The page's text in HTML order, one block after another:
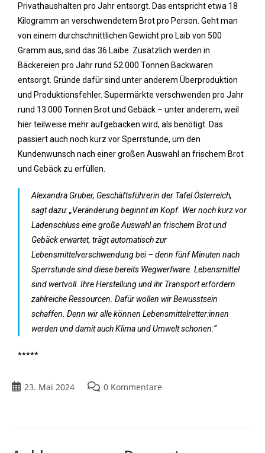
Privathaushalten pro Jahr entsorgt. Das entspricht etwa 18
Kilogramm an verschwendetem Brot pro Person. Geht man
von einem durchschnittlichen Gewicht pro Laib von 500
Gramm aus, sind das 36 Laibe. Zusätzlich werden in
Bäckereien pro Jahr rund 52.000 Tonnen Backwaren
entsorgt. Gründe dafür sind unter anderem Überproduktion
und Produktionsfehler. Supermärkte verschwenden pro Jahr
rund 13.000 Tonnen Brot und Gebäck – unter anderem, weil
hier teilweise mehr aufgebacken wird, als benötigt. Das
passiert auch noch kurz vor Sperrstunde, um den
Kundenwunsch nach einer großen Auswahl an frischem Brot
und Gebäck zu erfüllen.
Alexandra Gruber, Geschäftsführerin der Tafel Österreich,
sagt dazu: „Veränderung beginnt im Kopf. Wer noch kurz vor
Ladenschluss eine große Auswahl an frischem Brot und
Gebäck erwartet, trägt automatisch zur
Lebensmittelverschwendung bei – denn fünf Minuten nach
Sperrstunde sind diese bereits Wegwerfware. Lebensmittel
sind wertvoll. Ihre Herstellung und ihr Transport erfordern
zahlreiche Ressourcen. Dafür wollen wir Bewusstsein
schaffen. Denn wir alle können Lebensmittelretter:innen
werden und damit auch Klima und Umwelt schonen.“
*****
23. Mai 2024 0 Kommentare